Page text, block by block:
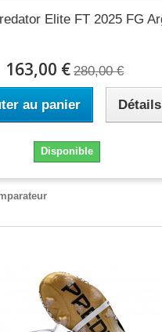
Elite FT 2025 FG
163,00 € 280,00 €
au panier Détails
Disponible